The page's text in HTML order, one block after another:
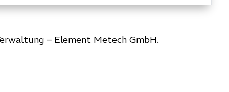
– Element Metech GmbH.